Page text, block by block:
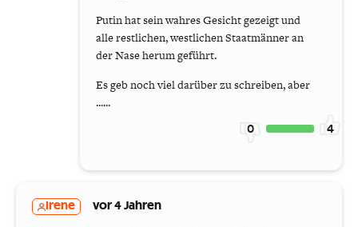
Putin hat sein wahres Gesicht gezeigt und
alle restlichen, westlichen Staatmänner an
der Nase herum geführt.
Es geb noch viel darüber zu schreiben, aber
......
0 4
Irene vor 4 Jahren